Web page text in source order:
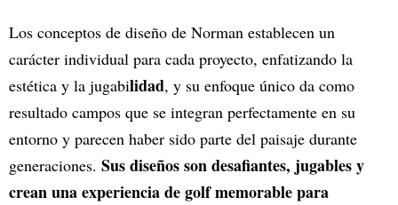
Los conceptos de diseño de Norman establecen un
carácter individual para cada proyecto, enfatizando la
estética y la jugabilidad, y su enfoque único da como
resultado campos que se integran perfectamente en su
entorno y parecen haber sido parte del paisaje durante
generaciones. Sus diseños son desafiantes, jugables y
crean una experiencia de golf memorable para